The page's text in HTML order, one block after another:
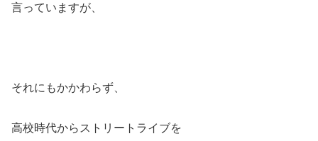
言っていますが、
それにもかかわらず、
高校時代からストリートライブを